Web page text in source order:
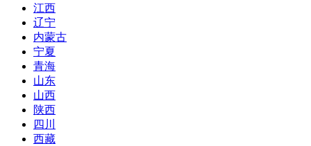
江西
辽宁
内蒙古
宁夏
青海
山东
山西
陕西
四川
西藏